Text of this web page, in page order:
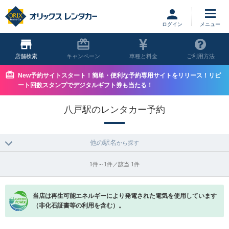
ログイン
店舗 キャンペーン 車種と料金 ご利用方法
New予約サイトスタート！簡単・便利な予約専用サイトをリリース！リピ
ート回数スタンプでデジタルギフト券も当たる！
八戸駅のレンタカー予約
他の駅名から探す
1件～1件／該当 1件
当店は再生可能エネルギーにより発電された電気を使用しています
（非化石証書等の利用を含む）。